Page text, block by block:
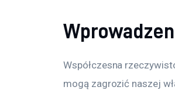
Współczesna
mogą zagrozić naszej